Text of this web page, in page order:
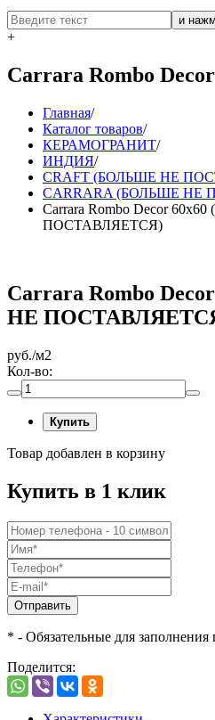
+
Carrara Rombo
Главная/
Каталог товаров/
КЕРАМОГРАНИТ/
ИНДИЯ/
CRAFT (БОЛЬШЕ НЕ
CARRARA (БОЛЬШЕ НЕ
Carrara Rombo Decor
ПОСТАВЛЯЕТСЯ)
Carrara Rombo
НЕ
руб./м2
Кол-во:
Купить
Товар добавлен в корзину
Купить в 1 клик
Отправить
* - Обязательные для заполнения
Поделится: